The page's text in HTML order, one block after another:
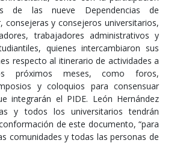
de las nueve Dependencias de
consejeras y consejeros universitarios,
trabajadores administrativos y
quienes intercambiaron sus
respecto al itinerario de actividades a
próximos meses, como foros,
y coloquios para consensuar
integrarán el PIDE. León Hernández
y todos los universitarios tendrán
de este documento, “para
comunidades y todas las personas de